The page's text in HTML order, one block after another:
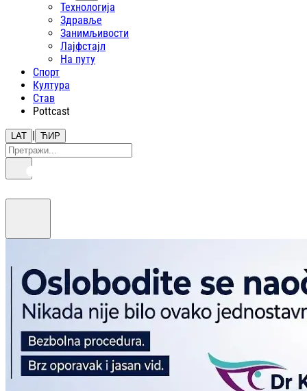
Технологија
Здравље
Занимљивости
Лајфстajл
На путу
Спорт
Култура
Став
Pottcast
LAT | ЋИР